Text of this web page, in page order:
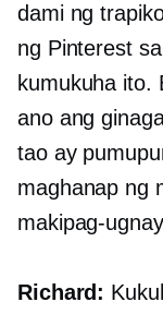
dami ng
ng Pinterest
kumukuha ito.
ano ang
tao ay
maghanap ng
makipag-
Richard: